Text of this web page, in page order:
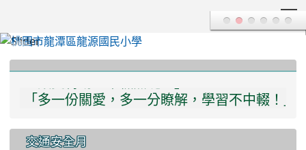
「多一份關愛，多一分瞭解，學習不中輟！」
交通安全月